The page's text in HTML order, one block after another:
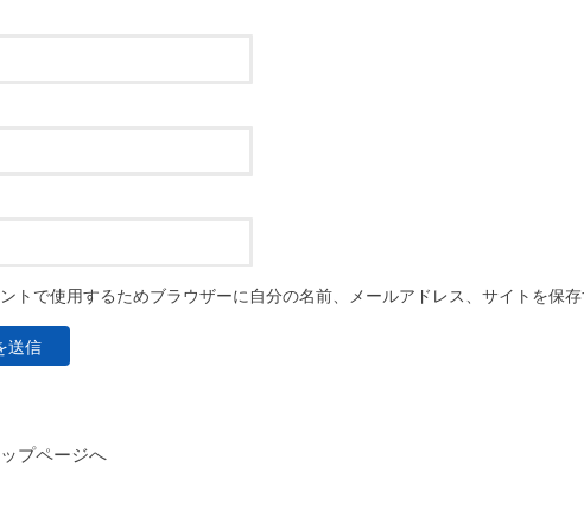
トで使用するためブラウザーに自分の名前、メールアドレス、サイトを保存
ップページへ